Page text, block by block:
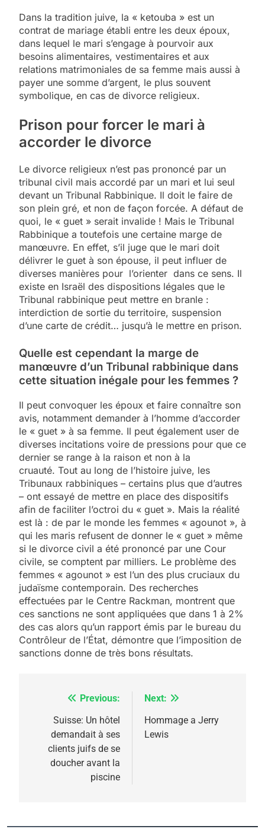
Dans la tradition juive, la « ketouba » est un
contrat de mariage établi entre les deux époux,
dans lequel le mari s’engage à pourvoir aux
besoins alimentaires, vestimentaires et aux
relations matrimoniales de sa femme mais aussi à
payer une somme d’argent, le plus souvent
symbolique, en cas de divorce religieux.
Prison pour forcer le mari à
accorder le divorce
Le divorce religieux n’est pas prononcé par un
tribunal civil mais accordé par un mari et lui seul
devant un Tribunal Rabbinique. Il doit le faire de
son plein gré, et non de façon forcée. A défaut de
quoi, le « guet » serait invalide ! Mais le Tribunal
Rabbinique a toutefois une certaine marge de
manœuvre. En effet, s’il juge que le mari doit
délivrer le guet à son épouse, il peut influer de
diverses manières pour l’orienter dans ce sens. Il
existe en Israël des dispositions légales que le
Tribunal rabbinique peut mettre en branle :
interdiction de sortie du territoire, suspension
d’une carte de crédit… jusqu’à le mettre en prison.
Quelle est cependant la marge de
manœuvre d’un Tribunal rabbinique dans
cette situation inégale pour les femmes ?
Il peut convoquer les époux et faire connaître son
avis, notamment demander à l’homme d’accorder
le « guet » à sa femme. Il peut également user de
diverses incitations voire de pressions pour que ce
dernier se range à la raison et non à la
cruauté. Tout au long de l’histoire juive, les
Tribunaux rabbiniques – certains plus que d’autres
– ont essayé de mettre en place des dispositifs
afin de faciliter l’octroi du « guet ». Mais la réalité
est là : de par le monde les femmes « agounot », à
qui les maris refusent de donner le « guet » même
si le divorce civil a été prononcé par une Cour
civile, se comptent par milliers. Le problème des
femmes « agounot » est l’un des plus cruciaux du
judaïsme contemporain. Des recherches
effectuées par le Centre Rackman, montrent que
ces sanctions ne sont appliquées que dans 1 à 2%
des cas alors qu’un rapport émis par le bureau du
Contrôleur de l’État, démontre que l’imposition de
sanctions donne de très bons résultats.
Navigation
l’article
Previous:
Suisse: Un hôtel
demandait à ses
clients juifs de se
doucher avant la
piscine
Next:
Hommage a Jerry
Lewis